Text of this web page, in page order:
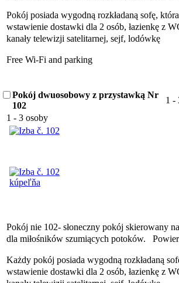
Pokój posiada wygodną rozkładaną sofę,
wstawienie dostawki dla 2 osób, łazienkę z
kanały telewizji satelitarnej, sejf, lodówkę
Free Wi-Fi and parking
Pokój dwuosobowy z przystawką Nr
102
1 - 3 osoby
1 -
Pokój nie 102- słoneczny pokój skierowany
dla miłośników szumiących potoków.
Każdy pokój posiada wygodną rozkładaną
wstawienie dostawki dla 2 osób, łazienkę z